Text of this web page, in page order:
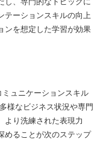
テーションスキルの向上
ンを想定した学習が効果
ュニケーションスキル
様なビジネス状況や専門
より洗練された表現力
めることが次のステップ